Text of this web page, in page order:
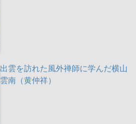
出雲を訪れた風外禅師に学んだ横山
雲南（黄仲祥）